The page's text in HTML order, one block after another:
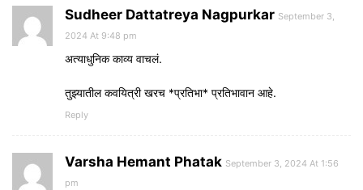
Sudheer Dattatreya Nagpurkar September 3,
2024 At 9:48 pm
अत्याधुनिक काव्य वाचलं.
तुझ्यातील कवयित्री खरच *प्रतिभा* प्रतिभावान आहे.
Reply
Varsha Hemant Phatak September 3, 2024 At 1:56
pm